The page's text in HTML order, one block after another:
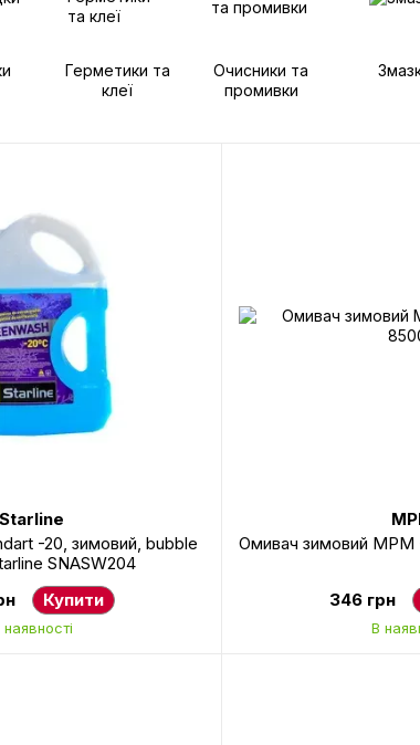
Герметики та
клеї
Очисники та
промивки
Starline
-20, зимовий, bubble
SNASW204
Купити
Омивач зимовий MPM
346 грн
В